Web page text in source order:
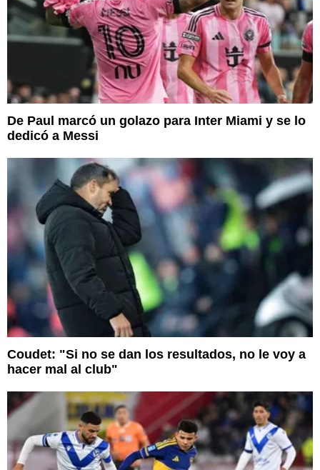
De Paul marcó un golazo para Inter Miami y se lo
dedicó a Messi
Coudet: "Si no se dan los resultados, no le voy a
hacer mal al club"